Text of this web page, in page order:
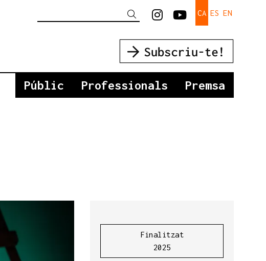
CA ES EN
Link a instagram
Link a
Cercar
Públic Professionals Premsa
Finalitzat
2025